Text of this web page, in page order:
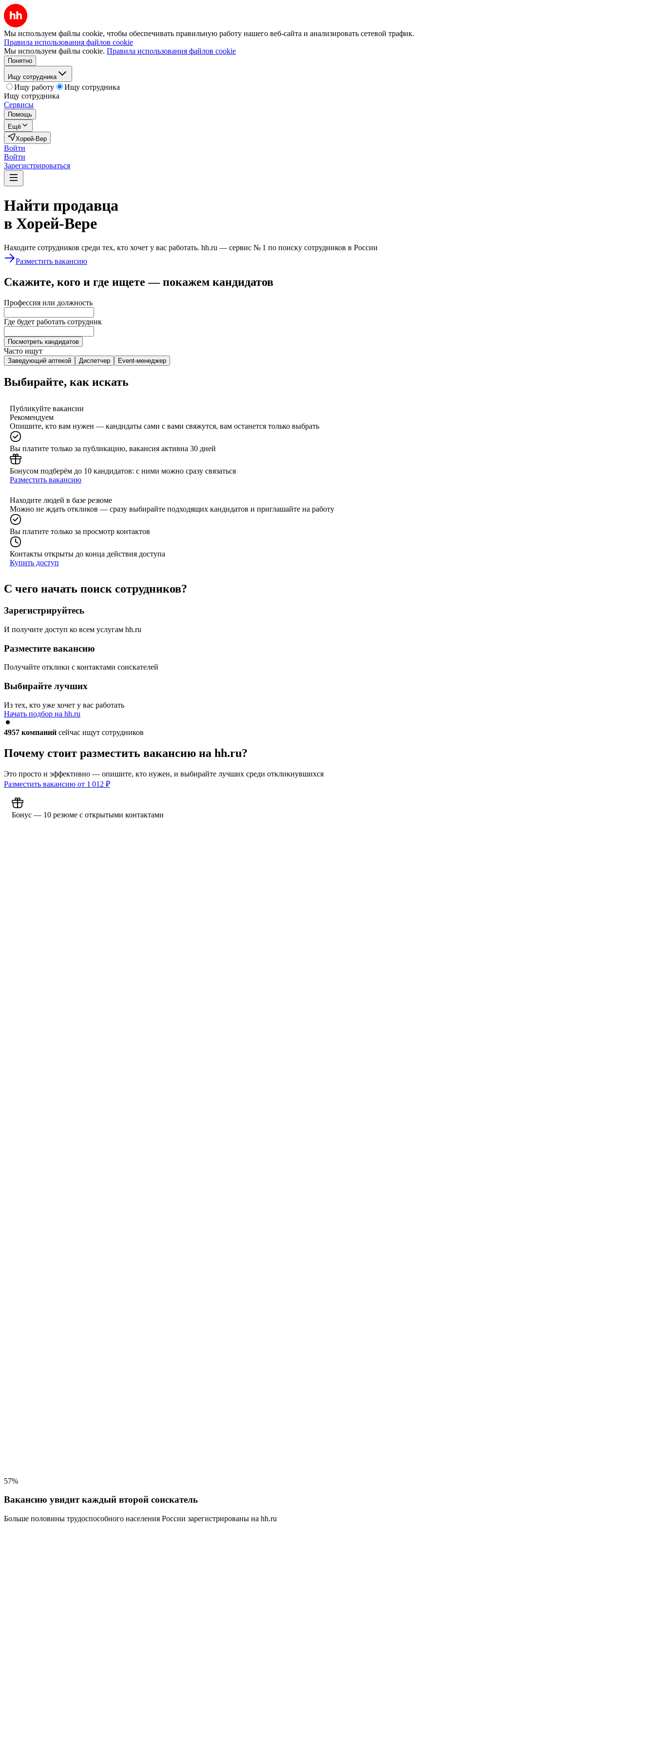
Мы используем файлы cookie, чтобы обеспечивать правильную работу нашего веб-сайта и анализировать сетевой трафик.
Правила использования файлов cookie
Мы используем файлы cookie. Правила использования файлов cookie
Понятно
Ищу сотрудника
Ищу работу
Ищу сотрудника
Ищу сотрудника
Сервисы
Помощь
Ещё
Хорей-Вер
Войти
Войти
Зарегистрироваться
Найти продавца
в Хорей-Вере
Находите сотрудников среди тех, кто хочет у вас работать. hh.ru — сервис № 1 по поиску сотрудников в России
Разместить вакансию
Скажите, кого и где ищете — покажем кандидатов
Профессия или должность
Где будет работать сотрудник
Посмотреть кандидатов
Часто ищут
Заведующий аптекой Диспетчер Event-менеджер
Выбирайте, как искать
Публикуйте вакансии
Рекомендуем
Опишите, кто вам нужен — кандидаты сами с вами свяжутся, вам останется только выбрать
Вы платите только за публикацию, вакансия активна 30 дней
Бонусом подберём до 10 кандидатов: с ними можно сразу связаться
Разместить вакансию
Находите людей в базе резюме
Можно не ждать откликов — сразу выбирайте подходящих кандидатов и приглашайте на работу
Вы платите только за просмотр контактов
Контакты открыты до конца действия доступа
Купить доступ
С чего начать поиск сотрудников?
Зарегистрируйтесь
И получите доступ ко всем услугам hh.ru
Разместите вакансию
Получайте отклики с контактами соискателей
Выбирайте лучших
Из тех, кто уже хочет у вас работать
Начать подбор на hh.ru
4957 компаний сейчас ищут сотрудников
Почему стоит разместить вакансию на hh.ru?
Это просто и эффективно — опишите, кто нужен, и выбирайте лучших среди откликнувшихся
Разместить вакансию от 1 012 ₽
Бонус — 10 резюме с открытыми контактами
57%
Вакансию увидит каждый второй соискатель
Больше половины трудоспособного населения России зарегистрированы на hh.ru